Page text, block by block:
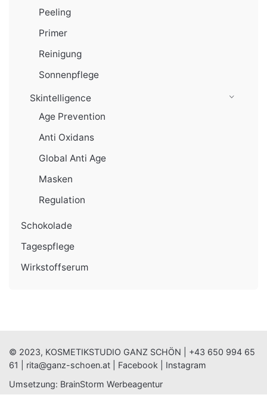
Peeling
Primer
Reinigung
Sonnenpflege
Skintelligence
Age Prevention
Anti Oxidans
Global Anti Age
Masken
Regulation
Schokolade
Tagespflege
Wirkstoffserum
© 2023, KOSMETIKSTUDIO GANZ SCHÖN | +43 650 994 65
61
rita@ganz-schoen.at Facebook
Instagram
Umsetzung: BrainStorm Werbeagentur